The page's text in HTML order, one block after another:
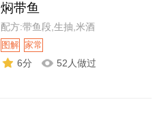
焖带鱼
配方:带鱼段,生抽,米酒
图解 家常
6分 52人做过